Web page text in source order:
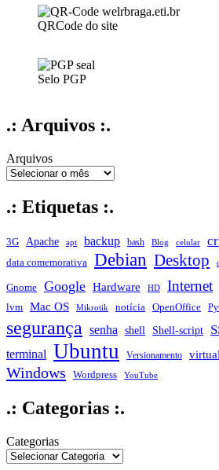
QRCode do site
Selo PGP
.: Arquivos :.
Arquivos
.: Etiquetas :.
3G Apache apt backup bash Blog celular
data comemorativa Debian Desktop
Gnome Google Hardware HD Internet
lvm Mac OS Mikrotik notícia OpenOffice
segurança senha shell Shell-script
terminal Ubuntu Versionamento
Windows Wordpress YouTube
.: Categorias :.
Categorias